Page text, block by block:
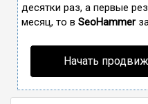
десятки раз, а первые
месяц, то в SeoHammer
Начать